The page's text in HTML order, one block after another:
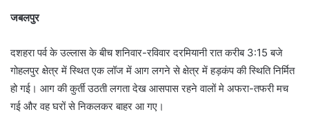
जबलपुर
दशहरा पर्व के उल्लास के बीच शनिवार-रविवार दरमियानी रात करीब 3:15 बजे
गोहलपुर क्षेत्र में स्थित एक लॉज में आग लगने से क्षेत्र में हड़कंप की स्थिति निर्मित
हो गई। आग की कुर्ती उठती लगता देख आसपास रहने वालों मे अफरा-तफरी मच
गई और वह घरों से निकलकर बाहर आ गए।